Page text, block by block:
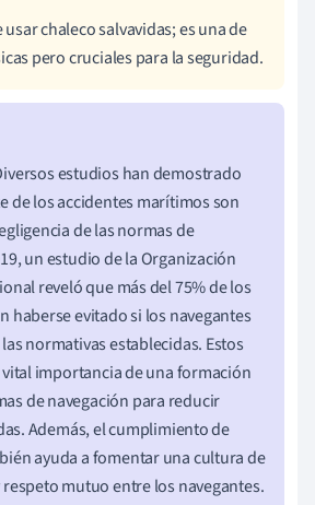
chaleco salvavidas; es una de
pero cruciales para la seguridad.
estudios han demostrado
de los accidentes marítimos son
de las normas de
un estudio de la Organización
reveló que más del 75% de los
haberse evitado si los navegantes
normativas establecidas. Estos
importancia de una formación
de navegación para reducir
Además, el cumplimiento de
ayuda a fomentar una cultura de
mutuo entre los navegantes.